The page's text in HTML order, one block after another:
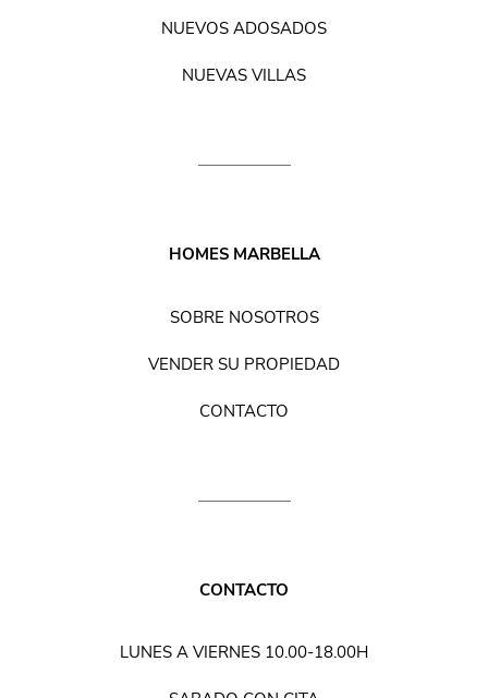
NUEVOS ADOSADOS
NUEVAS VILLAS
HOMES MARBELLA
SOBRE NOSOTROS
VENDER SU PROPIEDAD
CONTACTO
CONTACTO
LUNES A VIERNES 10.00-18.00H